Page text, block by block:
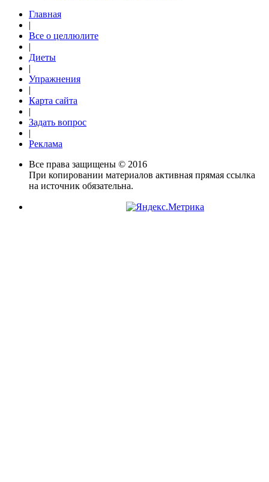
Главная
|
Все о целлюлите
|
Диеты
|
Упражнения
|
Карта сайта
|
Задать вопрос
|
Реклама
Все права защищены © 2016
При копировании материалов активная прямая ссылка
на источник обязательна.